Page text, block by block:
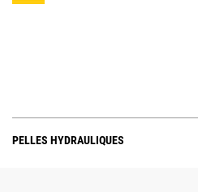
PELLES HYDRAULIQUES